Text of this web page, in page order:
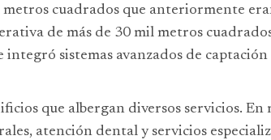
cuadrados que anteriormente
de más de 30 mil metros
sistemas avanzados de captación
que albergan diversos servicios. En
atención dental y servicios